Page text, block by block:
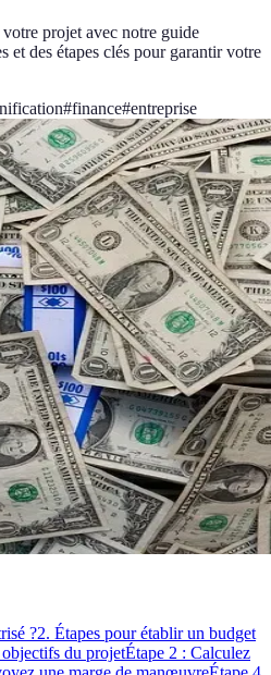
projet avec notre guide
et des étapes clés pour garantir votre
#finance#entreprise
?2. Étapes pour établir un budget
du projetÉtape 2 : Calculez